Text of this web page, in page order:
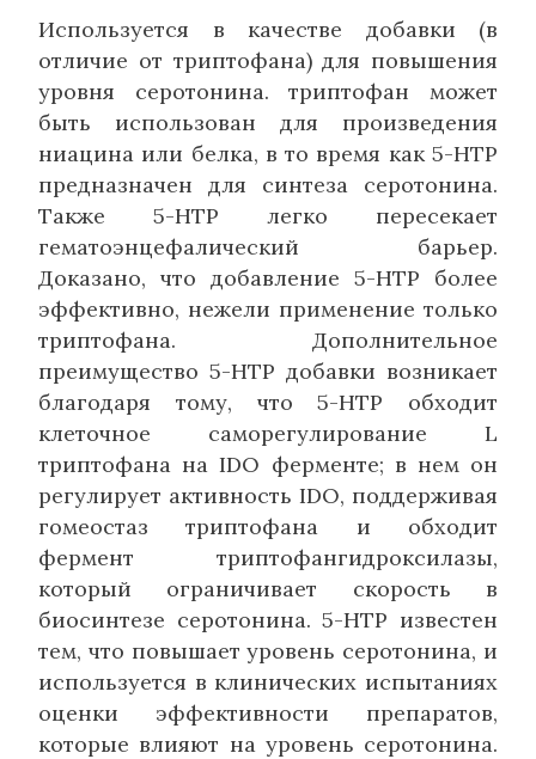
Используется в качестве добавки (в
отличие от триптофана) для повышения
уровня серотонина. триптофан может
быть использован для произведения
ниацина или белка, в то время как 5-HTP
предназначен для синтеза серотонина.
Также 5-HTP легко пересекает
гематоэнцефалический барьер.
Доказано, что добавление 5-HTP более
эффективно, нежели применение только
триптофана. Дополнительное
преимущество 5-HTP добавки возникает
благодаря тому, что 5-HTP обходит
клеточное саморегулирование L
триптофана на IDO ферменте; в нем он
регулирует активность IDO, поддерживая
гомеостаз триптофана и обходит
фермент триптофангидроксилазы,
который ограничивает скорость в
биосинтезе серотонина. 5-HTP известен
тем, что повышает уровень серотонина, и
используется в клинических испытаниях
оценки эффективности препаратов,
которые влияют на уровень серотонина.